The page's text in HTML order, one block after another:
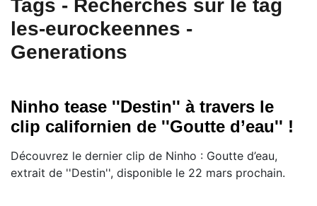
Tags - Recherches sur le tag
les-eurockeennes -
Generations
Ninho tease ''Destin'' à travers le
clip californien de ''Goutte d’eau'' !
Découvrez le dernier clip de Ninho : Goutte d’eau,
extrait de ''Destin'', disponible le 22 mars prochain.